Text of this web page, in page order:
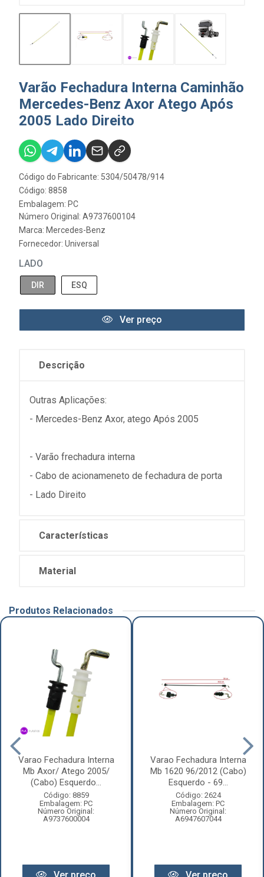
Varão Fechadura Interna Caminhão
Mercedes-Benz Axor Atego Após
2005 Lado Direito
Código do Fabricante: 5304/50478/914
Código: 8858
Embalagem: PC
Número Original: A9737600104
Marca: Mercedes-Benz
Fornecedor: Universal
LADO
DIR ESQ
Ver preço
Descrição
Outras Aplicações:
- Mercedes-Benz Axor, atego Após 2005
- Varão frechadura interna
- Cabo de acionameneto de fechadura de porta
- Lado Direito
Características
Material
Produtos Relacionados
Varao Fechadura Interna
Mb Axor/ Atego 2005/
(Cabo) Esquerdo...
Código: 8859
Embalagem: PC
Número Original:
A9737600004
Varao Fechadura Interna
Mb 1620 96/2012 (Cabo)
Esquerdo - 69...
Código: 2624
Embalagem: PC
Número Original:
A6947607044